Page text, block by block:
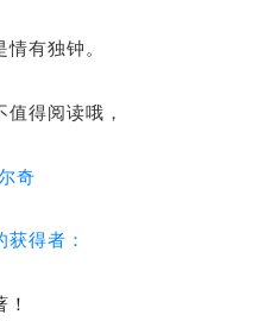
有独钟。
得阅读哦，
奇
得者：